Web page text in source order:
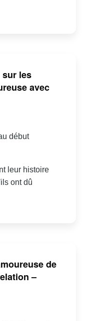
les
avec
début
leur histoire
ont dû
de
–